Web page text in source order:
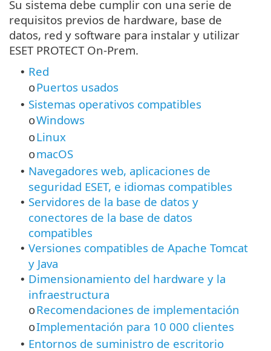
Su sistema debe cumplir con una serie de
requisitos previos de hardware, base de
datos, red y software para instalar y utilizar
ESET PROTECT On-Prem.
• Red
oPuertos usados
• Sistemas operativos compatibles
oWindows
oLinux
omacOS
• Navegadores web, aplicaciones de
seguridad ESET, e idiomas compatibles
• Servidores de la base de datos y
conectores de la base de datos
compatibles
• Versiones compatibles de Apache Tomcat
y Java
• Dimensionamiento del hardware y la
infraestructura
oRecomendaciones de implementación
oImplementación para 10 000 clientes
• Entornos de suministro de escritorio